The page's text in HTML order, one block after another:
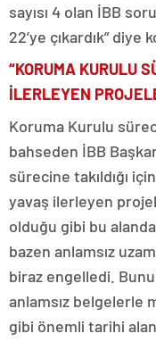
sayısı 4 olan İBB
22’ye çıkardık” diye
“KORUMA KURULU
İLERLEYEN
Koruma Kurulu
bahseden İBB
sürecine takıldığı
yavaş ilerleyen
olduğu gibi bu
bazen anlamsız
biraz engelledi.
anlamsız belgelerle
gibi önemli tarihi